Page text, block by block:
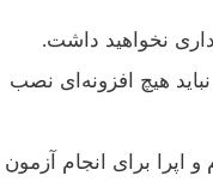
نخواهید داشت.
هیچ افزونه‌ای نصب
برای انجام آزمون